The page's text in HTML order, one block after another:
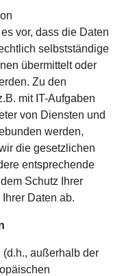
vor, dass die Daten
selbstständige
übermittelt oder
Zu den
mit IT-Aufgaben
von Diensten und
werden,
die gesetzlichen
entsprechende
Schutz Ihrer
Daten ab.
außerhalb der